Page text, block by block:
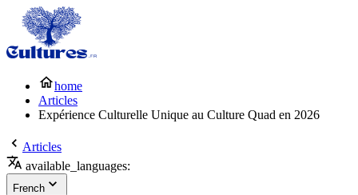
home
Articles
Expérience Culturelle Unique au Culture Quad en 2026
Articles
available_languages:
French